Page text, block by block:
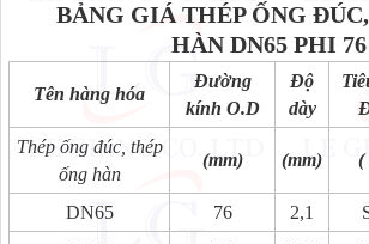
BẢNG GIÁ THÉP ỐNG
HÀN DN65 PHI 76
Tên hàng hóa
Đường
kính O.D
Độ
dày
Thép ống đúc, thép
ống hàn
(mm) (mm) (
DN65 76 2,1